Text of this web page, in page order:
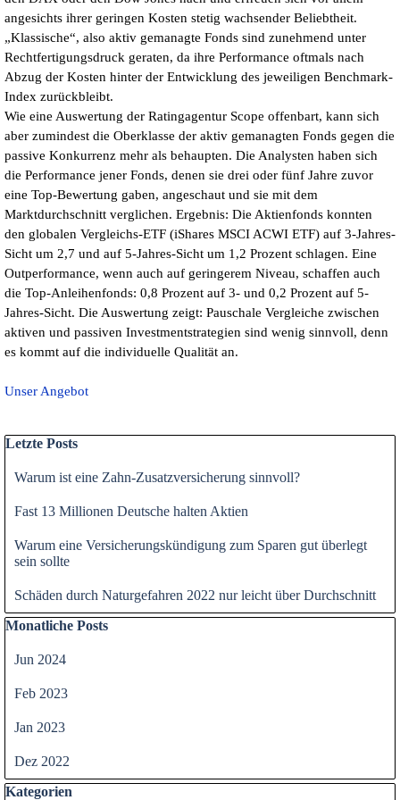
angesichts ihrer geringen Kosten stetig wachsender Beliebtheit.
„Klassische“, also aktiv gemanagte Fonds sind zunehmend unter
Rechtfertigungsdruck geraten, da ihre Performance oftmals nach
Abzug der Kosten hinter der Entwicklung des jeweiligen Benchmark-
Index zurückbleibt.
Wie eine Auswertung der Ratingagentur Scope offenbart, kann sich
aber zumindest die Oberklasse der aktiv gemanagten Fonds gegen die
passive Konkurrenz mehr als behaupten. Die Analysten haben sich
die Performance jener Fonds, denen sie drei oder fünf Jahre zuvor
eine Top-Bewertung gaben, angeschaut und sie mit dem
Marktdurchschnitt verglichen. Ergebnis: Die Aktienfonds konnten
den globalen Vergleichs-ETF (iShares MSCI ACWI ETF) auf 3-Jahres-
Sicht um 2,7 und auf 5-Jahres-Sicht um 1,2 Prozent schlagen. Eine
Outperformance, wenn auch auf geringerem Niveau, schaffen auch
die Top-Anleihenfonds: 0,8 Prozent auf 3- und 0,2 Prozent auf 5-
Jahres-Sicht. Die Auswertung zeigt: Pauschale Vergleiche zwischen
aktiven und passiven Investmentstrategien sind wenig sinnvoll, denn
es kommt auf die individuelle Qualität an.
Unser Angebot
Block überspringen Letzte Posts
Letzte Posts
Warum ist eine Zahn-Zusatzversicherung sinnvoll?
Fast 13 Millionen Deutsche halten Aktien
Warum eine Versicherungskündigung zum Sparen gut überlegt
sein sollte
Schäden durch Naturgefahren 2022 nur leicht über Durchschnitt
Block überspringen Monatliche Posts
Monatliche Posts
Jun 2024
Feb 2023
Jan 2023
Dez 2022
Block überspringen Kategorien
Kategorien